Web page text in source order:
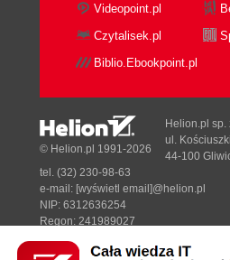
Videopoint.pl
Czytalisek.pl
Biblio.Ebookpoint.pl
© Helion.pl 1991-2026
Helion.pl sp.
ul.
44-100
tel. (32) 230-98-63
e-mail: [wyświetl email]@helion.pl
NIP: 6312636254
Regon: 241989027